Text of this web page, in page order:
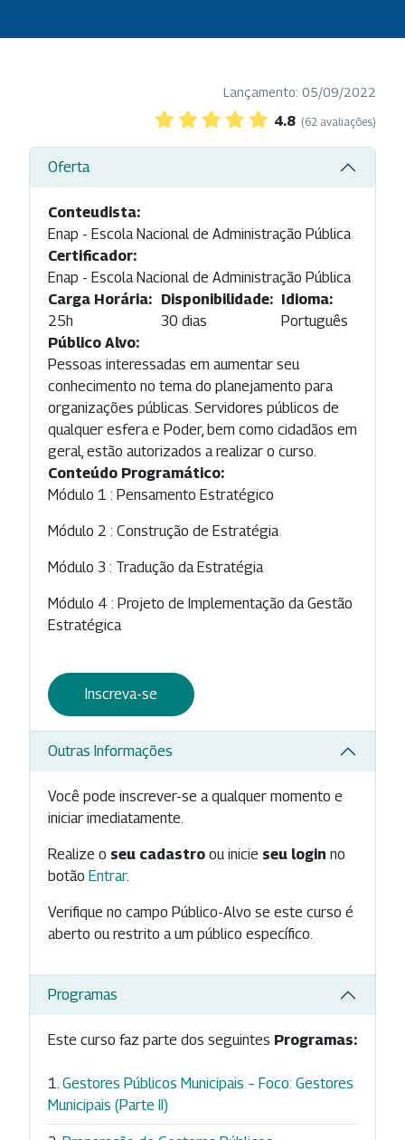
Lançamento: 05/09/2022
4.8 (62 avaliações)
Oferta
Conteudista:
Enap - Escola Nacional de Administração Pública
Certificador:
Enap - Escola Nacional de Administração Pública
Carga Horária:
25h
Disponibilidade:
30 dias
Idioma:
Português
Público Alvo:
Pessoas interessadas em aumentar seu
conhecimento no tema do planejamento para
organizações públicas. Servidores públicos de
qualquer esfera e Poder, bem como cidadãos em
geral, estão autorizados a realizar o curso.
Conteúdo Programático:
Módulo 1 : Pensamento Estratégico
Módulo 2 : Construção de Estratégia
Módulo 3 : Tradução da Estratégia
Módulo 4 : Projeto de Implementação da Gestão
Estratégica
Inscreva-se
Outras Informações
Você pode inscrever-se a qualquer momento e
iniciar imediatamente.
Realize o seu cadastro ou inicie seu login no
botão Entrar.
Verifique no campo Público-Alvo se este curso é
aberto ou restrito a um público específico.
Programas
Este curso faz parte dos seguintes Programas:
Gestores Públicos Municipais – Foco: Gestores
Municipais (Parte II)